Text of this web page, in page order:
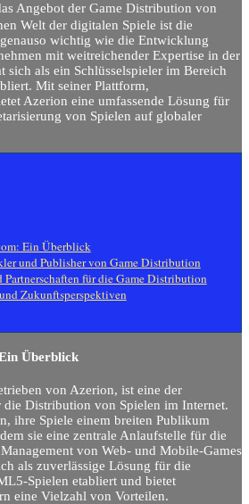
Angebot der Game Distribution von
Welt der digitalen Spiele ist die
wichtig wie die Entwicklung
mit weitreichender Expertise in der
sich als ein Schlüsselspieler im Bereich
Mit seiner Plattform,
Azerion eine umfassende Lösung für
von Spielen auf globaler
Ein Überblick
und Publisher von Game Distribution
für die Game Distribution
Zukunftsperspektiven
Überblick
von Azerion, ist eine der
Distribution von Spielen im Internet.
ihre Spiele einem breiten Publikum
sie eine zentrale Anlaufstelle für die
von Web- und Mobile-Games
als zuverlässige Lösung für die
Spielen etabliert und bietet
eine Vielzahl von Vorteilen.